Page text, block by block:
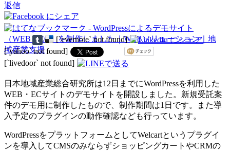
返信
[`evernote` not found]
[`yahoo` not found]
[`livedoor` not found]
日本地域産業総合研究所は12日までにWordPressを利用した
WEB・ECサイトのデモサイトを開設しました。新規受託案
件のデモ用に制作したもので、制作期間は1日です。また導
入予定のプラグインの動作確認なども行っています。
WordPressをプラットフォームとしてWelcartというプラグイ
ンを導入してCMSのみならずショッピングカートやCRMの